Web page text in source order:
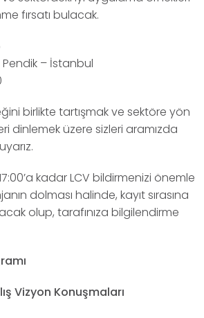
fırsatı bulacak.
– İstanbul
birlikte tartışmak ve sektöre yön
dinlemek üzere sizleri aramızda
kadar LCV bildirmenizi önemle
dolması halinde, kayıt sırasına
olup, tarafınıza bilgilendirme
Vizyon Konuşmaları